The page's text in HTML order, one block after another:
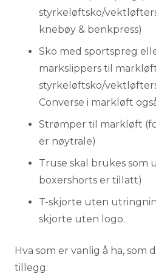
styrkeløftsko/
knebøy & benkpress)
Sko med sportspreg
markslippers til
styrkeløftsko/
Converse i markløft
Strømper til markløft
er nøytrale)
Truse skal brukes som
boxershorts er tillatt)
T-skjorte uten
skjorte uten logo.
Hva som er vanlig å ha, som
tillegg: